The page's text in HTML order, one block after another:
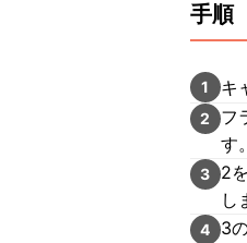
手順
1 キ
2
フ
す。
3
2
し
4
3